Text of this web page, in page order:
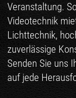
Veranstaltung.
Videotechnik
Lichttechnik,
zuverlässige
Senden Sie uns
auf jede